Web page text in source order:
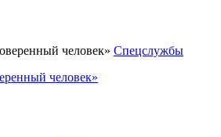
Спецслужбы
человек»